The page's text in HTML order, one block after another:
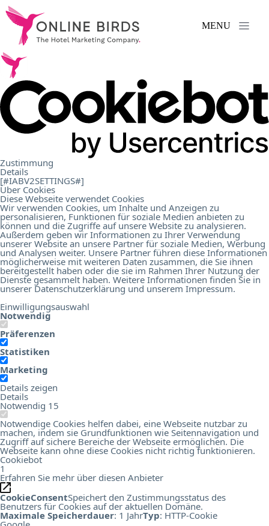
Zustimmung
Details
[#IABV2SETTINGS#]
Über Cookies
Diese Webseite verwendet Cookies
Wir verwenden Cookies, um Inhalte und Anzeigen zu
personalisieren, Funktionen für soziale Medien anbieten zu
können und die Zugriffe auf unsere Website zu analysieren.
Außerdem geben wir Informationen zu Ihrer Verwendung
unserer Website an unsere Partner für soziale Medien, Werbung
und Analysen weiter. Unsere Partner führen diese Informationen
möglicherweise mit weiteren Daten zusammen, die Sie ihnen
bereitgestellt haben oder die sie im Rahmen Ihrer Nutzung der
Dienste gesammelt haben. Weitere Informationen finden Sie in
unserer Datenschutzerklärung und unserem Impressum.
Einwilligungsauswahl
Notwendig
Präferenzen
Statistiken
Marketing
Details zeigen
Details
Notwendig 15
Notwendige Cookies helfen dabei, eine Webseite nutzbar zu
machen, indem sie Grundfunktionen wie Seitennavigation und
Zugriff auf sichere Bereiche der Webseite ermöglichen. Die
Webseite kann ohne diese Cookies nicht richtig funktionieren.
Cookiebot
1
Erfahren Sie mehr über diesen Anbieter
CookieConsentSpeichert den Zustimmungsstatus des
Benutzers für Cookies auf der aktuellen Domäne.
Maximale Speicherdauer: 1 JahrTyp: HTTP-Cookie
Serviços
Referências .
nós.
Carreira.
Contacto.
MENU